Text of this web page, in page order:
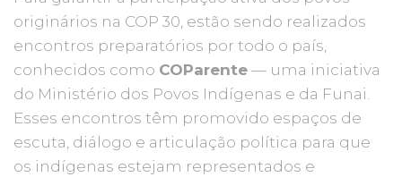
originários na COP 30, estão sendo realizados
encontros preparatórios por todo o país,
conhecidos como COParente — uma iniciativa
do Ministério dos Povos Indígenas e da Funai.
Esses encontros têm promovido espaços de
escuta, diálogo e articulação política para que
os indígenas estejam representados e